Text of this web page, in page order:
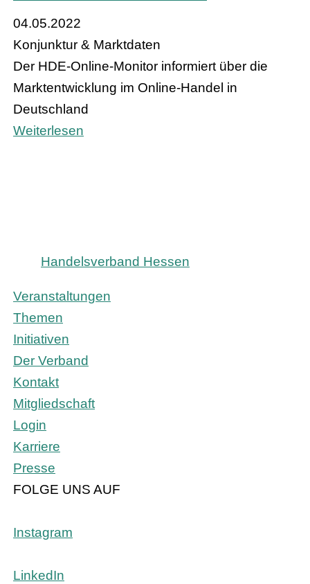
04.05.2022
Konjunktur & Marktdaten
Der HDE-Online-Monitor informiert über die
Marktentwicklung im Online-Handel in
Deutschland
Weiterlesen
Handelsverband Hessen
Veranstaltungen
Themen
Initiativen
Der Verband
Kontakt
Mitgliedschaft
Login
Karriere
Presse
FOLGE UNS AUF
Instagram
LinkedIn